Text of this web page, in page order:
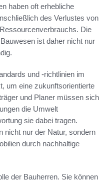
haben oft erhebliche
des Verlustes von
Die
ist daher nicht nur
und -richtlinien im
um eine zukunftsorientierte
und Planer müssen sich
die Umwelt
sie dabei tragen.
nicht nur der Natur, sondern
durch nachhaltige
der Bauherren. Sie können